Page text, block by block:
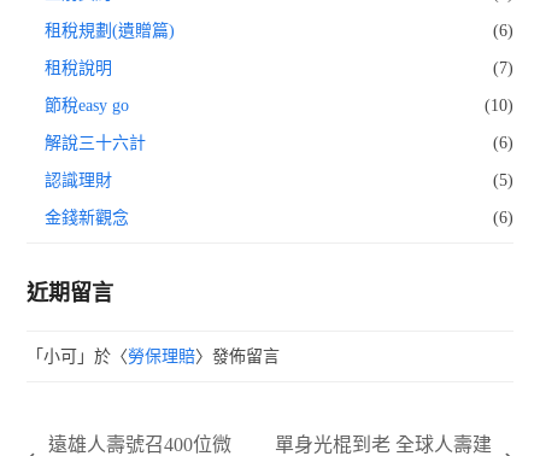
租稅規劃(遺贈篇) (6)
租稅說明 (7)
節稅easy go (10)
解說三十六計 (6)
認識理財 (5)
金錢新觀念 (6)
近期留言
「小可 」於〈勞保理賠〉發佈留言
遠雄人壽號召400位微
單身光棍到老 全球人壽建